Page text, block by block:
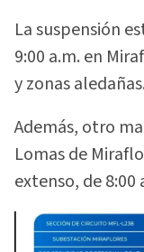
La suspensión
9:00 a.m. en
y zonas aledañas.
Además, otro
Lomas de
extenso, de 8:00